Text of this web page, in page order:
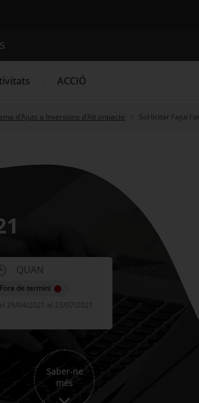
Cercador
ACCIÓ
d'Ajuts a Inversions d'Alt impacte Sol·licitar l'ajut
QUAN
Fora de termini
29/04/2021 al 23/07/2021
Saber-ne
més